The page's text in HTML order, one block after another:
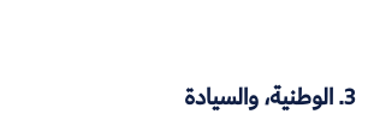
3. الوطنية، والسيادة